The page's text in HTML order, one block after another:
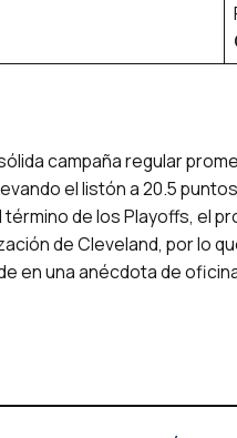
campaña regular
el listón a 20.5
de los Playoffs, el
de Cleveland, por lo
en una anécdota de